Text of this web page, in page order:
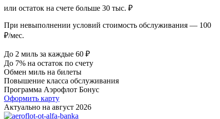
или остаток на счете больше 30 тыс. ₽
При невыполнении условий стоимость обслуживания — 100
₽/мес.
До 2 миль за каждые 60 ₽
До 7% на остаток по счету
Обмен миль на билеты
Повышение класса обслуживания
Программа Аэрофлот Бонус
Оформить карту
Актуально на август 2026